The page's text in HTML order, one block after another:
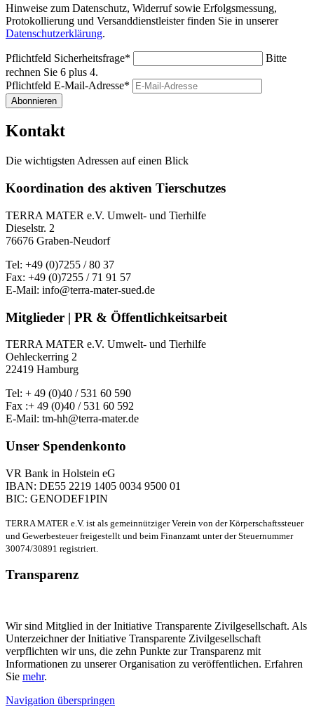
Hinweise zum Datenschutz, Widerruf sowie Erfolgsmessung,
Protokollierung und Versanddienstleister finden Sie in unserer
Datenschutzerklärung.
Pflichtfeld Sicherheitsfrage*
Bitte
rechnen Sie 6 plus 4.
Pflichtfeld E-Mail-Adresse*
Abonnieren
Kontakt
Die wichtigsten Adressen auf einen Blick
Koordination des aktiven Tierschutzes
TERRA MATER e.V. Umwelt- und Tierhilfe
Dieselstr. 2
76676 Graben-Neudorf
Tel: +49 (0)7255 / 80 37
Fax: +49 (0)7255 / 71 91 57
E-Mail: info@terra-mater-sued.de
Mitglieder | PR & Öffentlichkeitsarbeit
TERRA MATER e.V. Umwelt- und Tierhilfe
Oehleckerring 2
22419 Hamburg
Tel: + 49 (0)40 / 531 60 590
Fax :+ 49 (0)40 / 531 60 592
E-Mail: tm-hh@terra-mater.de
Unser Spendenkonto
VR Bank in Holstein eG
IBAN: DE55 2219 1405 0034 9500 01
BIC: GENODEF1PIN
TERRA MATER e.V. ist als gemeinnütziger Verein von der Körperschaftssteuer
und Gewerbesteuer freigestellt und beim Finanzamt unter der Steuernummer
30074/30891 registriert.
Transparenz
Wir sind Mitglied in der Initiative Transparente Zivilgesellschaft. Als
Unterzeichner der Initiative Transparente Zivilgesellschaft
verpflichten wir uns, die zehn Punkte zur Transparenz mit
Informationen zu unserer Organisation zu veröffentlichen. Erfahren
Sie mehr.
Navigation überspringen